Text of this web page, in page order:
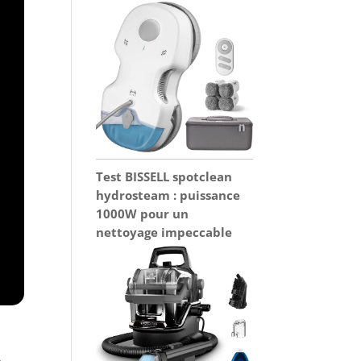
Test BISSELL spotclean
hydrosteam : puissance
1000W pour un
nettoyage impeccable